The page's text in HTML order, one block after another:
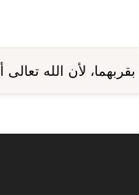
بقربهما، لأن الله تعالى